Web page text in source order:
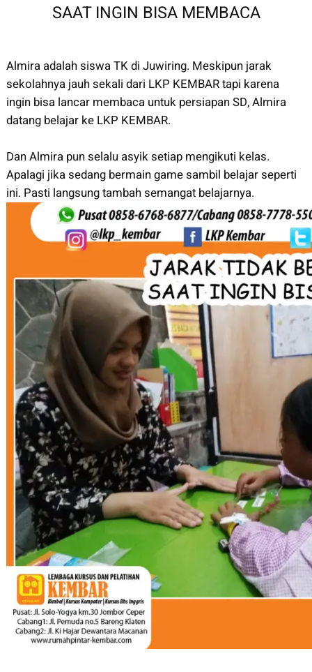
SAAT INGIN BISA MEMBACA
Almira adalah siswa TK di Juwiring. Meskipun jarak
sekolahnya jauh sekali dari LKP KEMBAR tapi karena
ingin bisa lancar membaca untuk persiapan SD, Almira
datang belajar ke LKP KEMBAR.
Dan Almira pun selalu asyik setiap mengikuti kelas.
Apalagi jika sedang bermain game sambil belajar seperti
ini. Pasti langsung tambah semangat belajarnya.